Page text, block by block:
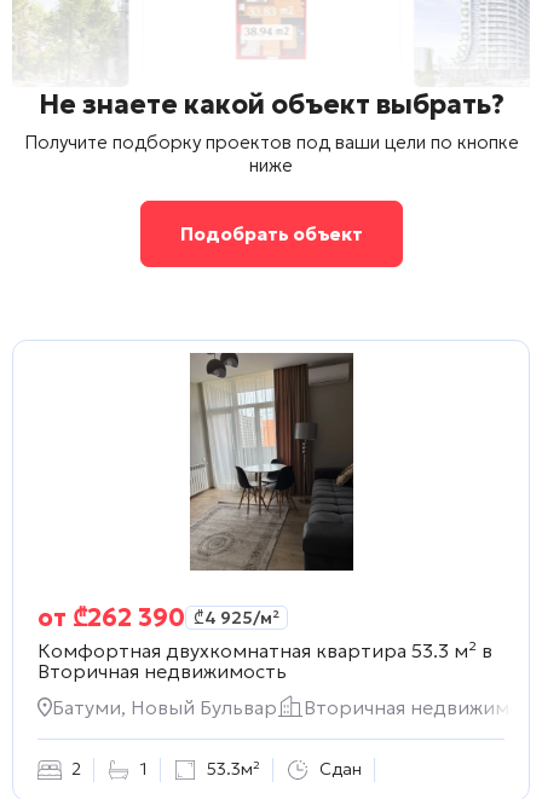
Не знаете какой объект выбрать?
Получите подборку проектов под ваши цели по кнопке
ниже
Подобрать объект
от ₾262 390 ₾4 925/м²
Комфортная двухкомнатная квартира 53.3 м² в
Вторичная недвижимость
Батуми, Новый Бульвар
Вторичная
2 1 53.3м² Сдан